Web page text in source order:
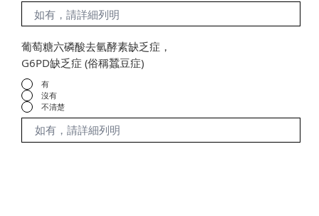
葡萄糖六磷酸去氫酵素缺乏症，
G6PD缺乏症 (俗稱蠶豆症)
有
沒有
不清楚